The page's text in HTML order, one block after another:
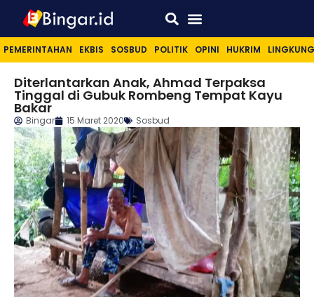
PEMERINTAHAN EKBIS SOSBUD POLITIK OPINI HUKRIM
Diterlantarkan Anak, Ahmad Terpaksa
Tinggal di Gubuk Rombeng Tempat Kayu
Bakar
Bingar 15 Maret 2020 Sosbud